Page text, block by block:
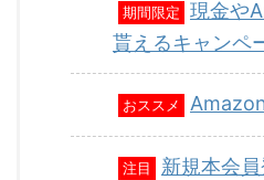
期間限定
現金や
貰えるキャンペ
おススメ
注目
新規本会